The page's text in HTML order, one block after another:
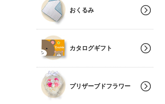
おくるみ
カタログギフト
プリザーブドフラワー